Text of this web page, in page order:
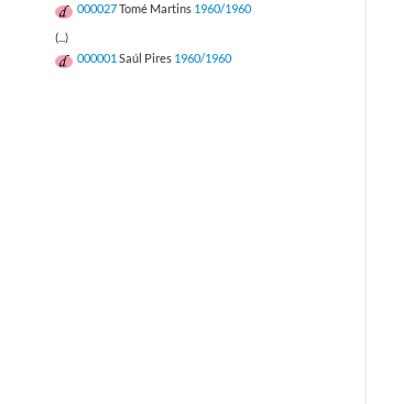
000027Tomé Martins 1960/1960
(...)
000001 Saúl Pires 1960/1960